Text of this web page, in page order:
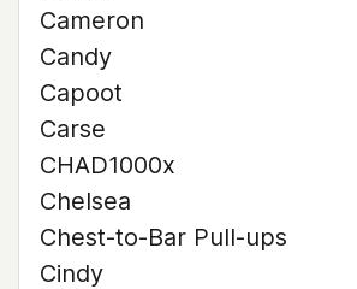
Cameron
Candy
Capoot
Carse
CHAD1000x
Chelsea
Chest-to-Bar Pull-ups
Cindy